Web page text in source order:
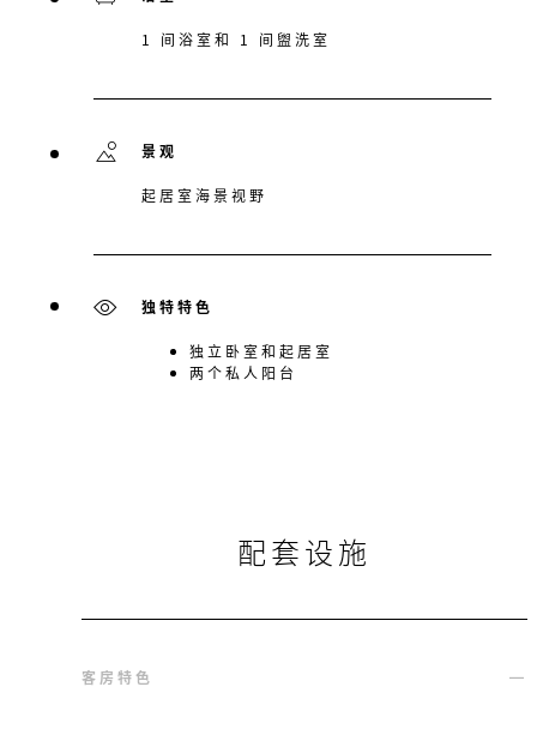
1 间浴室和 1 间盥洗室
景观
起居室海景视野
独特特色
独立卧室和起居室
两个私人阳台
配套设施
客房特色